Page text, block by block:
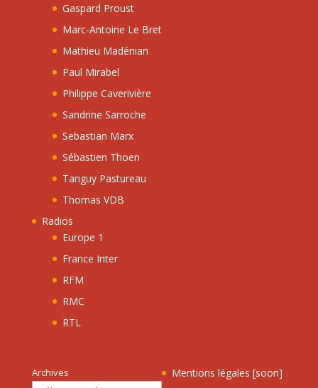
Gaspard Proust
Marc-Antoine Le Bret
Mathieu Madénian
Paul Mirabel
Philippe Caverivière
Sandrine Sarroche
Sebastian Marx
Sébastien Thoen
Tanguy Pastureau
Thomas VDB
Radios
Europe 1
France Inter
RFM
RMC
RTL
Archives
Mentions légales [soon]